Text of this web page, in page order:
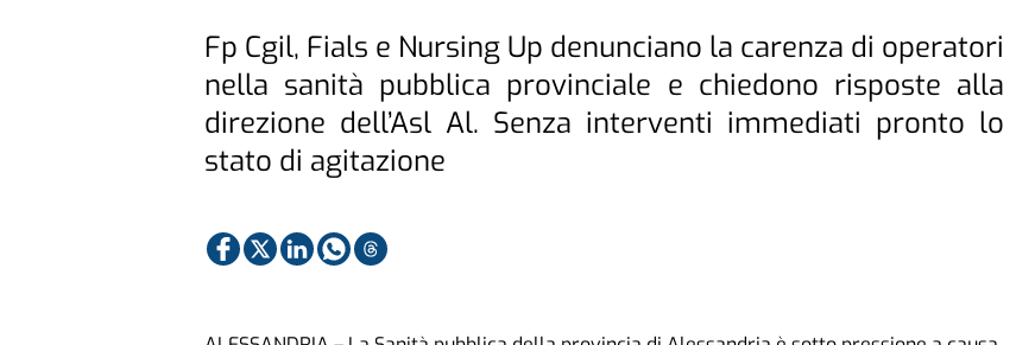
Fp Cgil, Fials e Nursing Up denunciano la carenza di operatori
nella sanità pubblica provinciale e chiedono risposte alla
direzione dell’Asl Al. Senza interventi immediati pronto lo
stato di agitazione